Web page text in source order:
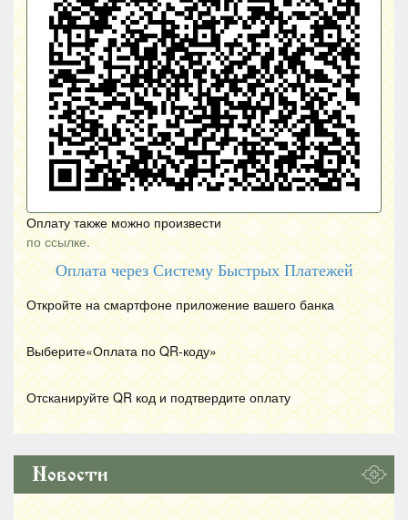
Оплату также можно произвести
по ссылке.
Оплата через Систему Быстрых Платежей
Откройте на смартфоне приложение вашего банка
Выберите«Оплата по QR-коду»
Отсканируйте QR код и подтвердите оплату
Новости